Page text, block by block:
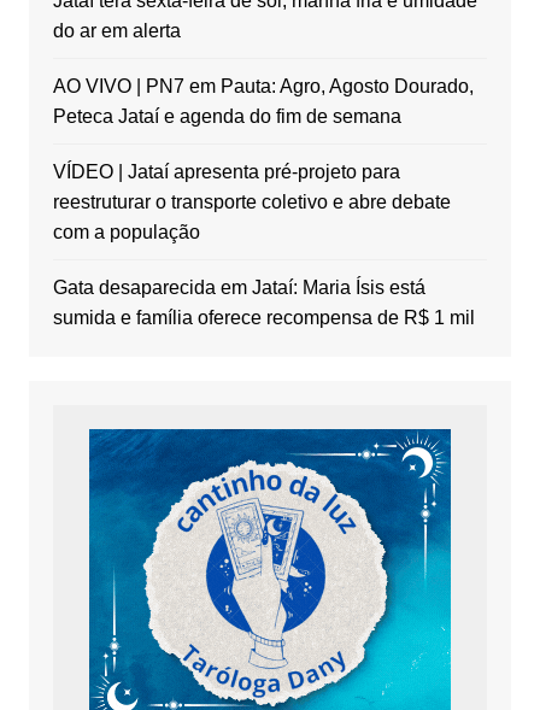
do ar em alerta
AO VIVO | PN7 em Pauta: Agro, Agosto Dourado,
Peteca Jataí e agenda do fim de semana
VÍDEO | Jataí apresenta pré-projeto para
reestruturar o transporte coletivo e abre debate
com a população
Gata desaparecida em Jataí: Maria Ísis está
sumida e família oferece recompensa de R$ 1 mil